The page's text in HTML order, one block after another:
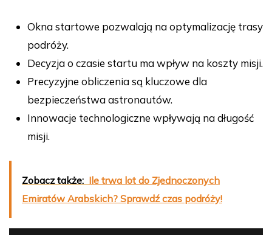
Okna startowe pozwalają na optymalizację trasy
podróży.
Decyzja o czasie startu ma wpływ na koszty misji.
Precyzyjne obliczenia są kluczowe dla
bezpieczeństwa astronautów.
Innowacje technologiczne wpływają na długość
misji.
Zobacz także: Ile trwa lot do Zjednoczonych
Emiratów Arabskich? Sprawdź czas podróży!